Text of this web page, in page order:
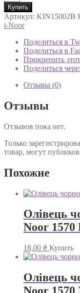
товара
Олівець
чорнографітних
Koh-
Noor
1500
Купить
Артикул: KIN15002B
i-Noor
Поделиться в
Поделиться в
Прикрепить
Поделиться
Отзывы (0)
Отзывы
Отзывов пока нет.
Только
товар, могут
Похожие
Олівець
Noor 1570
18,00 ₴ Купить
Олівець